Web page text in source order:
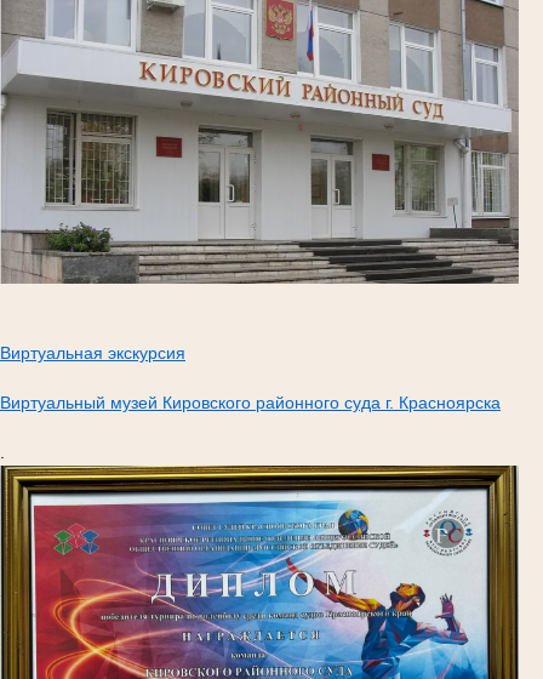
Виртуальная экскурсия
Виртуальный музей Кировского районного суда г. Красноярска
.